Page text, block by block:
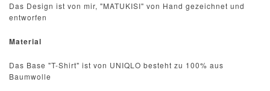
Das Design ist von mir, "MATUKISI" von Hand gezeichnet und
entworfen
Material
Das Base "T-Shirt" ist von UNIQLO besteht zu 100% aus
Baumwolle